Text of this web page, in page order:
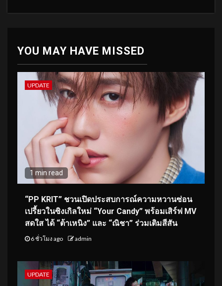
YOU MAY HAVE MISSED
UPDATE
1 min read
“PP KRIT” ชวนเปิดประสบการณ์ความหวานซ่อน
เปรี้ยวในซิงเกิลใหม่ “Your Candy” พร้อมเสิร์ฟ MV
สดใส ได้ “ต้าเหนิง” และ “ณิชา” ร่วมเติมสีสัน
6 ชั่วโมง ago admin
UPDATE